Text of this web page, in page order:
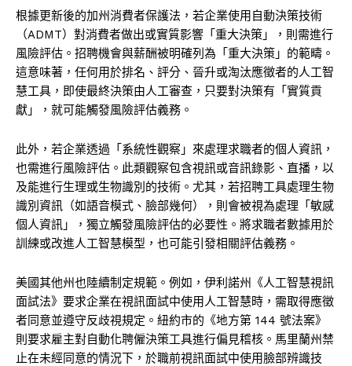
根據更新後的加州消費者保護法，若企業使用自動決策技術
（ADMT）對消費者做出或實質影響「重大決策」，則需進行
風險評估。招聘機會與薪酬被明確列為「重大決策」的範疇。
這意味著，任何用於排名、評分、晉升或淘汰應徵者的人工智
慧工具，即使最終決策由人工審查，只要對決策有「實質貢
獻」，就可能觸發風險評估義務。
此外，若企業透過「系統性觀察」來處理求職者的個人資訊，
也需進行風險評估。此類觀察包含視訊或音訊錄影、直播，以
及能進行生理或生物識別的技術。尤其，若招聘工具處理生物
識別資訊（如語音模式、臉部幾何），則會被視為處理「敏感
個人資訊」，獨立觸發風險評估的必要性。將求職者數據用於
訓練或改進人工智慧模型，也可能引發相關評估義務。
美國其他州也陸續制定規範。例如，伊利諾州《人工智慧視訊
面試法》要求企業在視訊面試中使用人工智慧時，需取得應徵
者同意並遵守反歧視規定。紐約市的《地方第 144 號法案》
則要求雇主對自動化聘僱決策工具進行偏見稽核。馬里蘭州禁
止在未經同意的情況下，於職前視訊面試中使用臉部辨識技